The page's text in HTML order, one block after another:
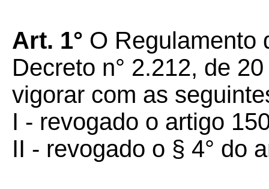
Art. 1° O Regulamento
Decreto n° 2.212, de
vigorar com as
I - revogado o artigo
II - revogado o § 4° do